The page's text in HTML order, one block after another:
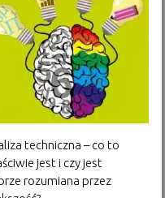
techniczna – co to
jest i czy jest
rozumiana przez